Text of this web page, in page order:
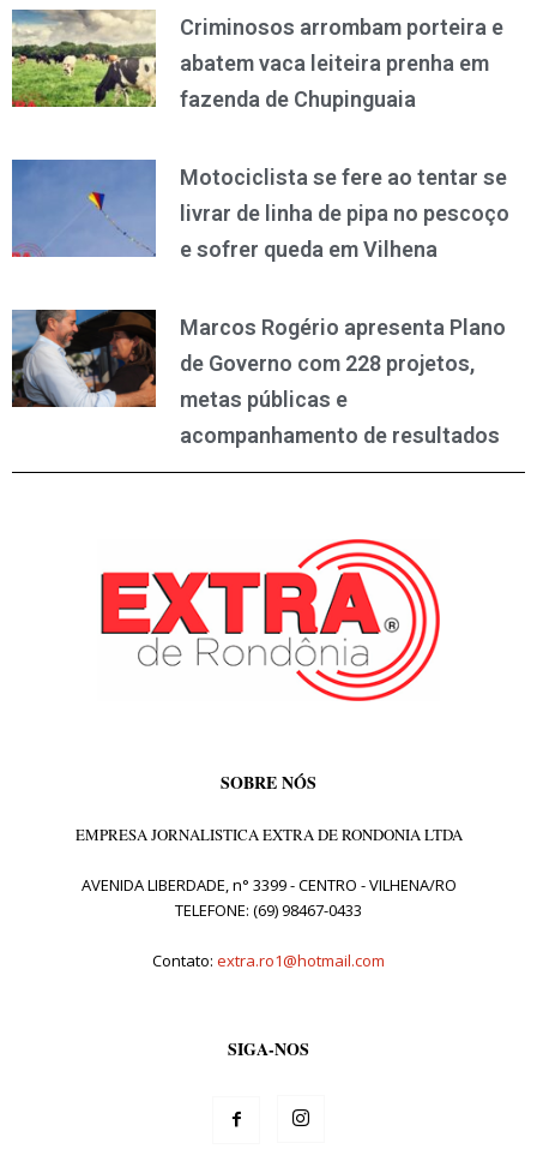
Criminosos arrombam porteira e
abatem vaca leiteira prenha em
fazenda de Chupinguaia
Motociclista se fere ao tentar se
livrar de linha de pipa no pescoço
e sofrer queda em Vilhena
Marcos Rogério apresenta Plano
de Governo com 228 projetos,
metas públicas e
acompanhamento de resultados
SOBRE NÓS
EMPRESA JORNALISTICA EXTRA DE RONDONIA LTDA
AVENIDA LIBERDADE, n° 3399 - CENTRO - VILHENA/RO
TELEFONE: (69) 98467-0433
Contato: extra.ro1@hotmail.com
SIGA-NOS